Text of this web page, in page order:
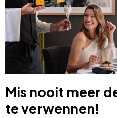
Mis nooit meer
te verwennen!